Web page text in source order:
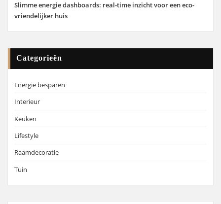
Slimme energie dashboards: real-time inzicht voor een eco-
vriendelijker huis
Categorieën
Energie besparen
Interieur
Keuken
Lifestyle
Raamdecoratie
Tuin